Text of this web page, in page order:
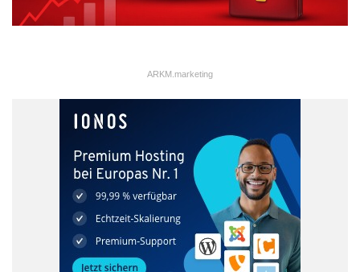
ARKM.marketing